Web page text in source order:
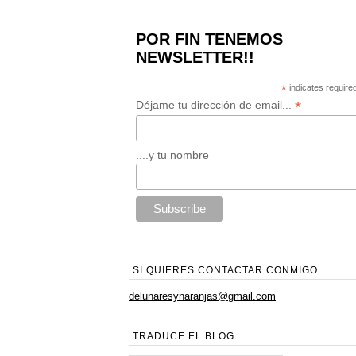
POR FIN TENEMOS
NEWSLETTER!!
* indicates
Déjame tu dirección de email... *
....y tu nombre
SI QUIERES CONTACTAR CONMIGO
delunaresynaranjas@gmail.com
TRADUCE EL BLOG